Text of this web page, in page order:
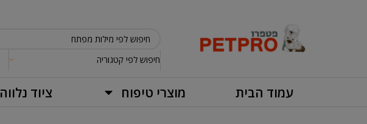
חיפוש לפי קטגוריה
עמוד הבית מוצרי טיפוח ציוד נלווה